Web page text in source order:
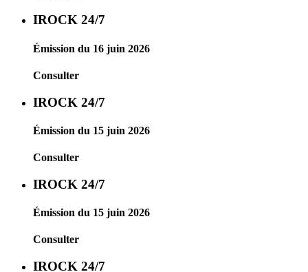
IROCK 24/7
Émission du 16 juin 2026
Consulter
IROCK 24/7
Émission du 15 juin 2026
Consulter
IROCK 24/7
Émission du 15 juin 2026
Consulter
IROCK 24/7